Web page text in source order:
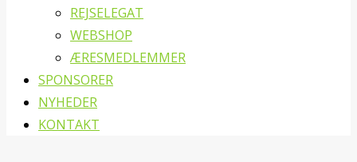
REJSELEGAT
WEBSHOP
ÆRESMEDLEMMER
SPONSORER
NYHEDER
KONTAKT